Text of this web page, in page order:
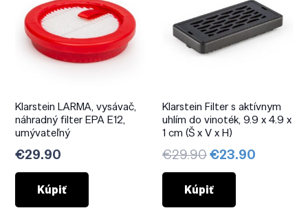
Klarstein LARMA, vysávač,
náhradný filter EPA E12,
umývateľný
€29.90
Kúpiť
Klarstein Filter s aktívnym
uhlím do vinoték, 9.9 x 4.9 x
1 cm (Š x V x H)
€29.90Pôvodná
cena
bola:
€29.90.
€23.90
Kúpiť